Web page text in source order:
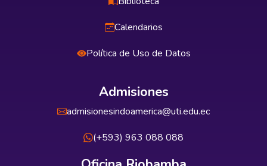
Calendarios
Política de Uso de Datos
Admisiones
admisionesindoamerica@uti.edu.ec
(+593) 963 088 088